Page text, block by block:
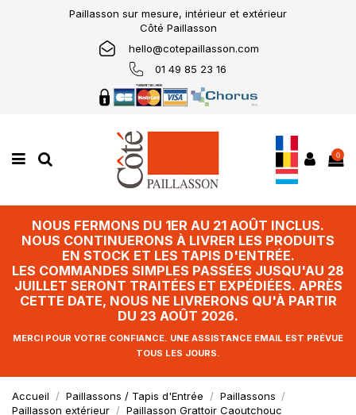
Paillasson sur mesure, intérieur et extérieur
Côté Paillasson
hello@cotepaillasson.com
01 49 85 23 16
0
NOUS FERMONS DU 1ER AU 21 AOÛT INCLUS.
NOUS CONTINUERONS À LIVRER LES PRODUITS
EN STOCK ET LES TAPIS D'ENTRÉE.
LES COMMANDES SIMPLES PASSÉES JUSQU'AU 28
JUILLET SERONT TRAITÉES ET EXPÉDIÉES. APRÈS
CETTE DATE, NOUS NE LIVRERONS QU'À PARTIR
DU 23 AOÛT 2026.
MERCI POUR VOTRE CONFIANCE. UNE ASSISTANCE EMAIL EST PRÉVUE
TOUS LES JOURS.
Accueil Paillassons / Tapis d'Entrée
Paillassons
Paillasson extérieur
Paillasson Grattoir Caoutchouc